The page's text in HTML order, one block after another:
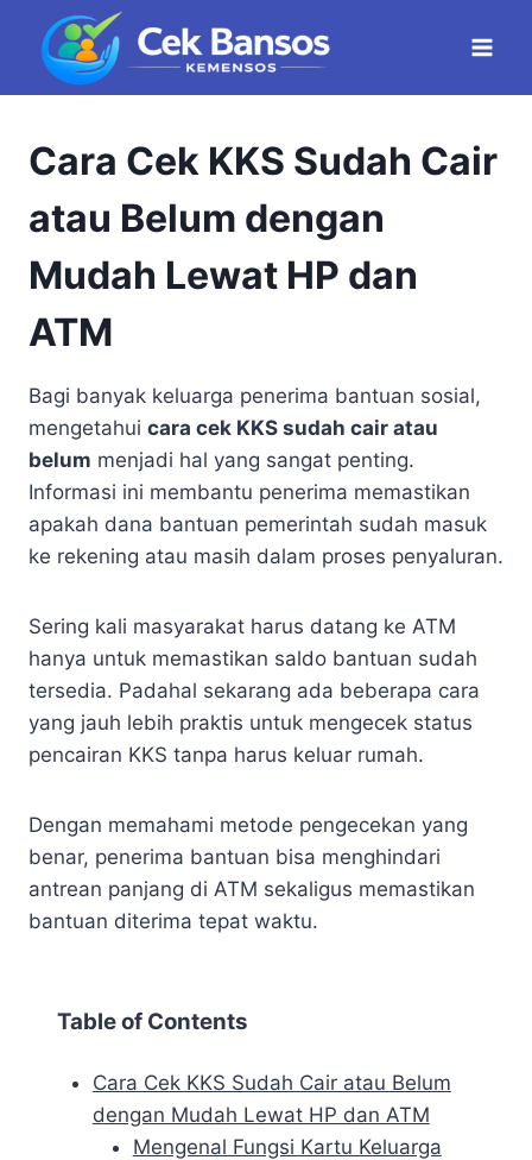
content
Cara Cek KKS Sudah Cair
atau Belum dengan
Mudah Lewat HP dan
ATM
Bagi banyak keluarga penerima bantuan sosial,
mengetahui cara cek KKS sudah cair atau
belum menjadi hal yang sangat penting.
Informasi ini membantu penerima memastikan
apakah dana bantuan pemerintah sudah masuk
ke rekening atau masih dalam proses penyaluran.
Sering kali masyarakat harus datang ke ATM
hanya untuk memastikan saldo bantuan sudah
tersedia. Padahal sekarang ada beberapa cara
yang jauh lebih praktis untuk mengecek status
pencairan KKS tanpa harus keluar rumah.
Dengan memahami metode pengecekan yang
benar, penerima bantuan bisa menghindari
antrean panjang di ATM sekaligus memastikan
bantuan diterima tepat waktu.
Table of Contents
Cara Cek KKS Sudah Cair atau Belum
dengan Mudah Lewat HP dan ATM
Mengenal Fungsi Kartu Keluarga